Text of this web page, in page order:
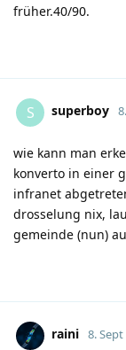
früher.40/90.
S superboy
wie kann man
konverto in einer
infranet
drosselung nix,
gemeinde (nun)
raini 8.